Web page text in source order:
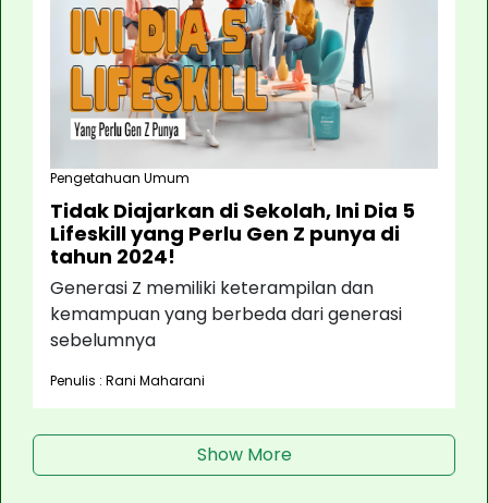
Pengetahuan Umum
Tidak Diajarkan di Sekolah, Ini Dia 5
Lifeskill yang Perlu Gen Z punya di
tahun 2024!
Generasi Z memiliki keterampilan dan
kemampuan yang berbeda dari generasi
sebelumnya
Penulis : Rani Maharani
Show More